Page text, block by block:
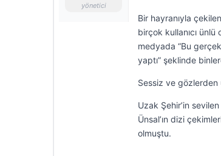
yönetici
Bir hayranıyla
birçok kullanıcı ünlü
medyada “Bu
yaptı” şeklinde
Sessiz ve gözlerden
Uzak Şehir’in
Ünsal’ın dizi
olmuştu.